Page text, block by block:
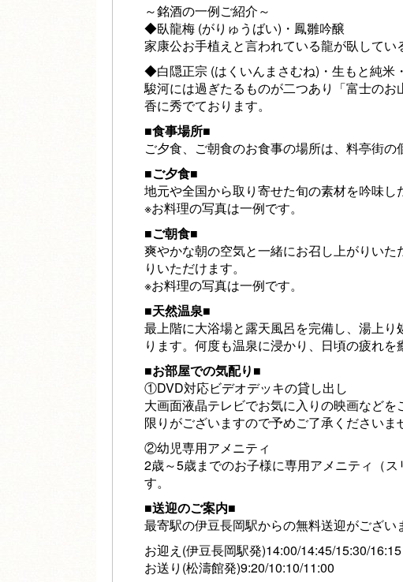
～銘酒の一例ご紹介～
◆臥龍梅 (がりゅうばい)・鳳雛吟醸
家康公お手植えと言われている龍が臥してい
◆白隠正宗 (はくいんまさむね)・生もと純米
駿河には過ぎたるものが二つあり「富士の
香に秀でております。
■食事場所■
ご夕食、ご朝食のお食事の場所は、料亭街
■ご夕食■
地元や全国から取り寄せた旬の素材を吟味し
※お料理の写真は一例です。
■ご朝食■
爽やかな朝の空気と一緒にお召し上がりい
りいただけます。
※お料理の写真は一例です。
■天然温泉■
最上階に大浴場と露天風呂を完備し、湯上
ります。何度も温泉に浸かり、日頃の疲れ
■お部屋での気配り■
①DVD対応ビデオデッキの貸し出し
大画面液晶テレビでお気に入りの映画など
限りがございますので予めご了承くださいま
②幼児専用アメニティ
2歳～5歳までのお子様に専用アメニティ（
す。
■送迎のご案内■
最寄駅の伊豆長岡駅からの無料送迎がござい
お迎え(伊豆長岡駅発)14:00/14:45/15:30/16:15
お送り(松濤館発)9:20/10:10/11:00